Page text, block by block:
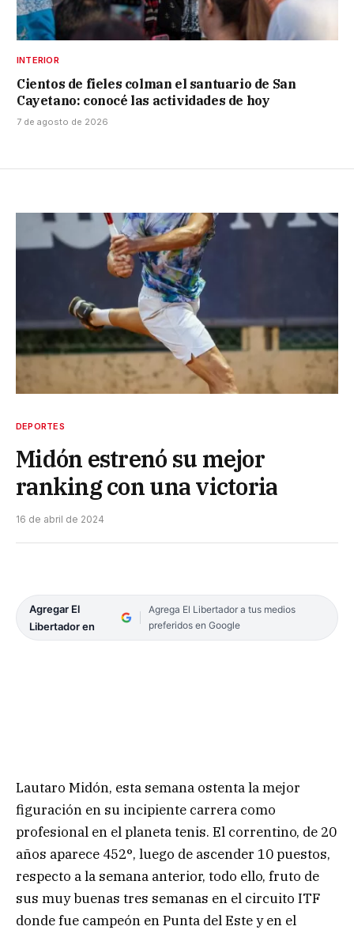
INTERIOR
Cientos de fieles colman el santuario de San
Cayetano: conocé las actividades de hoy
7 de agosto de 2026
DEPORTES
Midón estrenó su mejor
ranking con una victoria
16 de abril de 2024
Agregar El
Libertador en
Agrega El Libertador a tus medios
preferidos en Google
Lautaro Midón, esta semana ostenta la mejor
figuración en su incipiente carrera como
profesional en el planeta tenis. El correntino, de 20
años aparece 452°, luego de ascender 10 puestos,
respecto a la semana anterior, todo ello, fruto de
sus muy buenas tres semanas en el circuito ITF
donde fue campeón en Punta del Este y en el